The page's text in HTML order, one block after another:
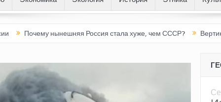
нынешняя Россия стала хуже, чем СССР? Вертикаль